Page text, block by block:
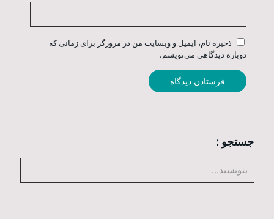
ذخیره نام، ایمیل و وبسایت من در مرورگر برای زمانی که
دوباره دیدگاهی می‌نویسم.
جستجو :